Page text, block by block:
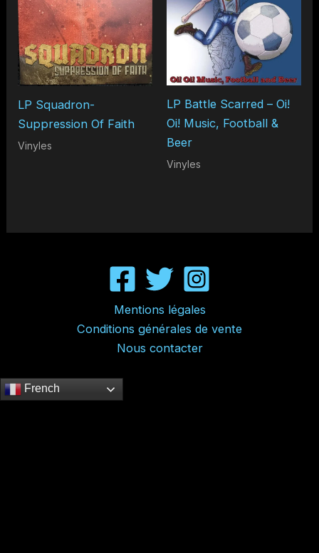
LP Squadron-
Suppression Of Faith
Vinyles
LP Battle Scarred – Oi!
Oi! Music, Football &
Beer
Vinyles
Mentions légales
Conditions générales de vente
Nous contacter
French